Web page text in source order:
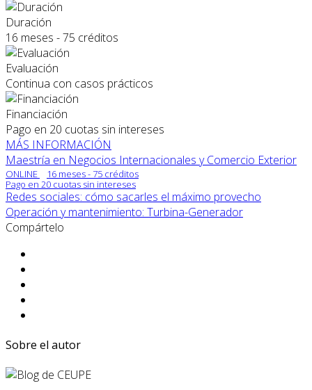
Duración
16 meses - 75 créditos
Evaluación
Continua con casos prácticos
Financiación
Pago en 20 cuotas sin intereses
MÁS INFORMACIÓN
Maestría en Negocios Internacionales y Comercio Exterior
ONLINE
16 meses - 75 créditos
Pago en 20 cuotas sin intereses
Redes sociales: cómo sacarles el máximo provecho
Operación y mantenimiento: Turbina-Generador
Compártelo
Sobre el autor